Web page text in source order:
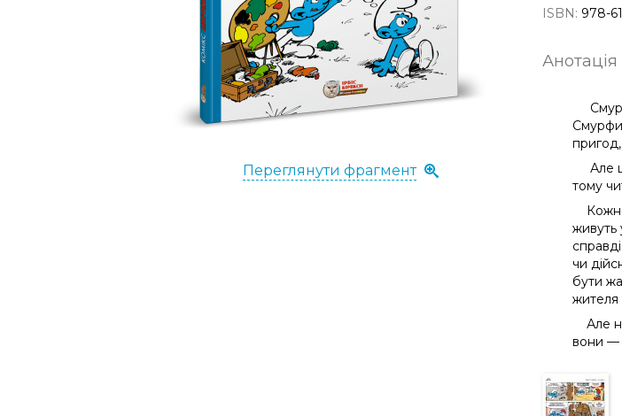
Переглянути фрагмент
ISBN: 978-
Анотація
Але
тому
Кожна
живуть
чи
бути
Але
вони —